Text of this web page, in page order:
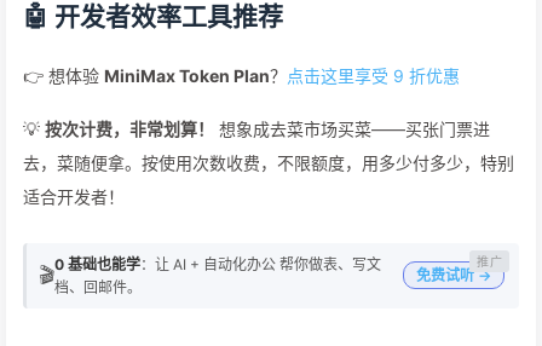
🤖 开发者效率工具推荐
👉 想体验 MiniMax Token Plan？ 点击这里享受 9 折优惠
💡 按次计费，非常划算！
想象成去菜市场买菜——买张门票进
去，菜随便拿。按使用次数收费，不限额度，用多少付多少，特别
适合开发者！
🎬0 基础也能学：让 AI + 自动化办公 帮你做表、写文
档、回邮件。
免费试听 →